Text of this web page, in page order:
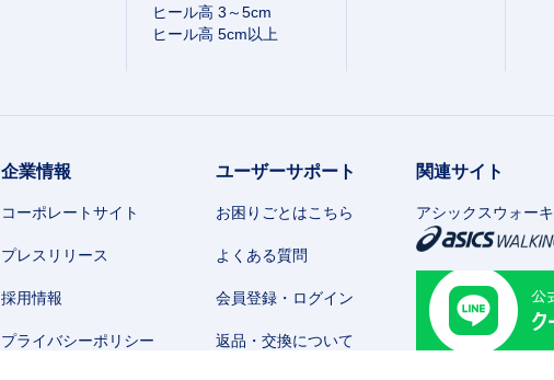
ヒール高 3～5cm
ヒール高 5cm以上
企業情報
コーポレートサイト
プレスリリース
採用情報
プライバシーポリシー
ユーザーサポート
お困りごとはこちら
よくある質問
会員登録・ログイン
返品・交換について
関連サイト
アシックスウォー